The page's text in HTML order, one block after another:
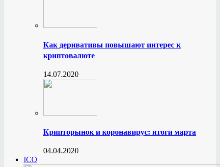
Как деривативы повышают интерес к
криптовалюте
14.07.2020
Крипторынок и коронавирус: итоги марта
04.04.2020
ICO